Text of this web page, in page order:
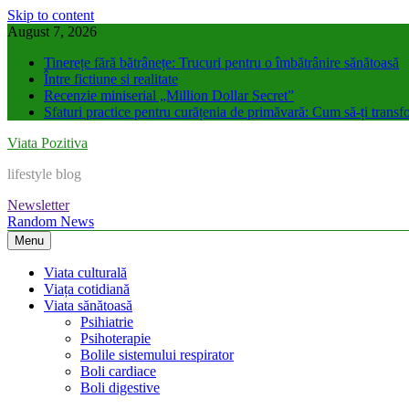
Skip to content
August 7, 2026
Tinerețe fără bătrânețe: Trucuri pentru o îmbătrânire sănătoasă
Între fictiune si realitate
Recenzie miniserial „Million Dollar Secret”
Sfaturi practice pentru curățenia de primăvară: Cum să-ți
Viata Pozitiva
lifestyle blog
Newsletter
Random News
Menu
Viata culturală
Viața cotidiană
Viata sănătoasă
Psihiatrie
Psihoterapie
Bolile sistemului respirator
Boli cardiace
Boli digestive